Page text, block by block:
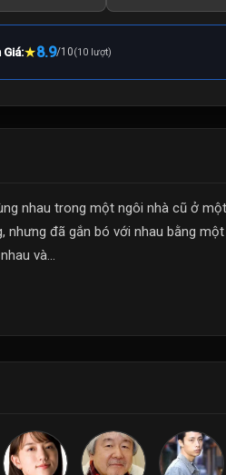
Giá:★8.9/10(10 lượt)
nhau trong một ngôi nhà cũ ở
nhưng đã gắn bó với nhau bằng
và...